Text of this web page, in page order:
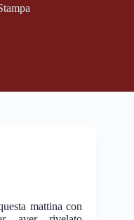
mattina con